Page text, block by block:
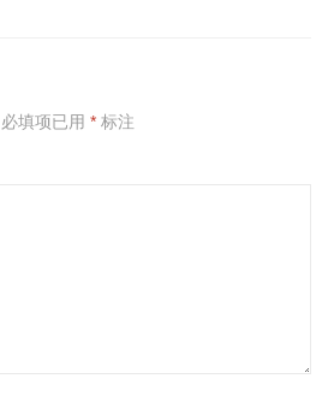
必填项已用 *标注